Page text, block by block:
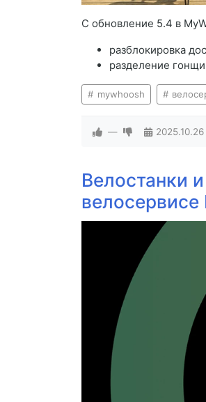
С обновление 5.4 в
разблокировка
разделение
mywhoosh
— 2025.10.26
Велостанки